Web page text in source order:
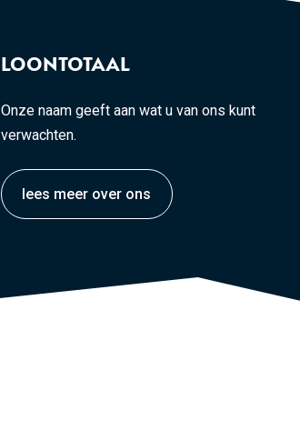
LOONTOTAAL
Onze naam geeft aan wat u van ons kunt
verwachten.
lees meer over ons